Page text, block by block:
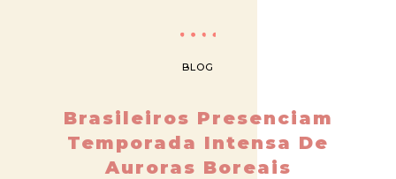
BLOG
Brasileiros Presenciam
Temporada Intensa De
Auroras Boreais